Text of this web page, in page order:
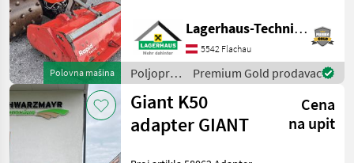
Polovna mašina
Eisenstachelwalzen * inkl.
Mulcher 110cm Breit Bj.:
2019 Wir bitten telefoni
Lagerhaus-Technik Flachau
5542 Flachau
Poljoprivredni
motorni
strojevi /
Reform
Premium Gold prodavac
Giant K50
adapter GIANT
Cena
na upit